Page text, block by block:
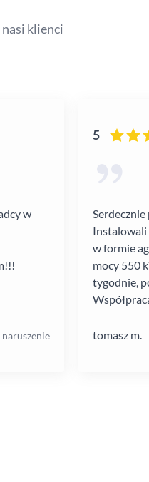
klienci
w
naruszenie
5
Instalowali
w formie
mocy 550
tygodnie,
tomasz m.